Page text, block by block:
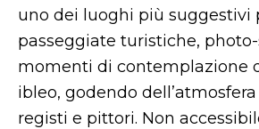
uno dei luoghi più suggestivi
passeggiate turistiche,
momenti di contemplazione
ibleo, godendo
registi e pittori. Non